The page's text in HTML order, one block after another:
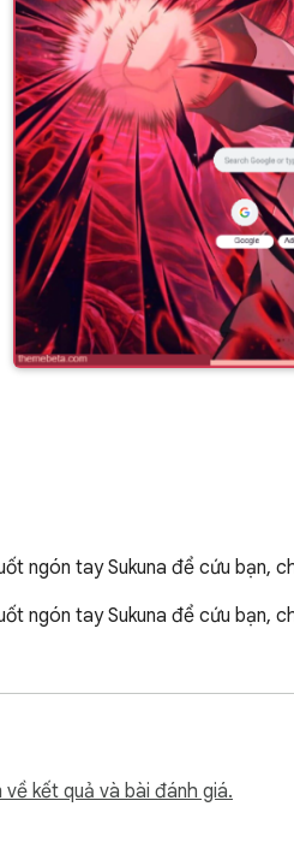
ngón tay Sukuna để cứu bạn,
ngón tay Sukuna để cứu bạn,
về kết quả và bài đánh giá.